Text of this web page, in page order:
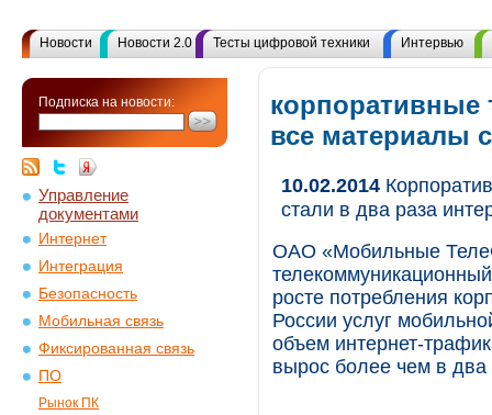
Новости Новости 2.0 Тесты цифровой техники Интервью
Подписка на новости:
Управление
документами
Интернет
Интеграция
Безопасность
Мобильная связь
Фиксированная связь
ПО
Рынок ПК
все материалы
10.02.2014
стали в два раза
ОАО «Мобильные
росте потребления
России услуг
объем интернет-
вырос более чем в два